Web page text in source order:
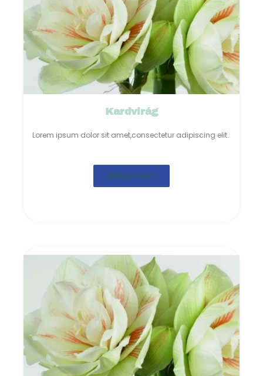
Kardvirág
Lorem ipsum dolor sit amet,consectetur adipiscing elit.
Megnézem